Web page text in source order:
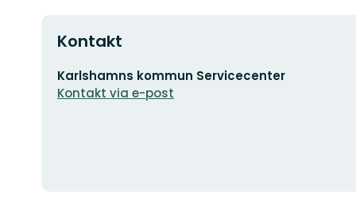
Kontakt
E-
postadress
Karlshamns kommun Servicecenter
Kontakt via e-post